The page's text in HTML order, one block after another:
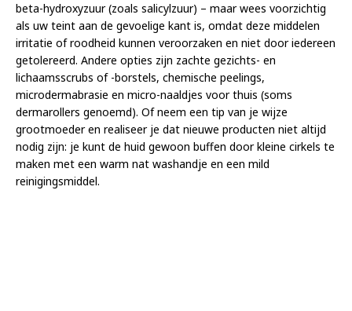
beta-hydroxyzuur (zoals salicylzuur) – maar wees voorzichtig
als uw teint aan de gevoelige kant is, omdat deze middelen
irritatie of roodheid kunnen veroorzaken en niet door iedereen
getolereerd. Andere opties zijn zachte gezichts- en
lichaamsscrubs of -borstels, chemische peelings,
microdermabrasie en micro-naaldjes voor thuis (soms
dermarollers genoemd). Of neem een tip van je wijze
grootmoeder en realiseer je dat nieuwe producten niet altijd
nodig zijn: je kunt de huid gewoon buffen door kleine cirkels te
maken met een warm nat washandje en een mild
reinigingsmiddel.